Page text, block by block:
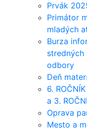
Prvák
Primátor
mladých
Burza
odbory
Deň
6.
a 3.
Oprava
Mesto a